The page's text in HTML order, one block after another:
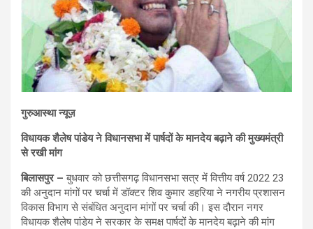
गुरुआस्था न्यूज़
विधायक शैलेष पांडेय ने विधानसभा में पार्षदों के मानदेय बढ़ाने की मुख्यमंत्री
से रखी मांग
बिलासपुर – बुधवार को छत्तीसगढ़ विधानसभा सत्र में वित्तीय वर्ष 2022 23
की अनुदान मांगों पर चर्चा में डॉक्टर शिव कुमार डहरिया ने नगरीय प्रशासन
विकास विभाग से संबंधित अनुदान मांगों पर चर्चा की। इस दौरान नगर
विधायक शैलेष पांडेय ने सरकार के समक्ष पार्षदों के मानदेय बढ़ाने की मांग